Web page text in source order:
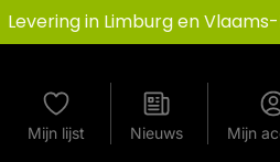
Levering in Limburg en
Mijn lijst Nieuws Mijn